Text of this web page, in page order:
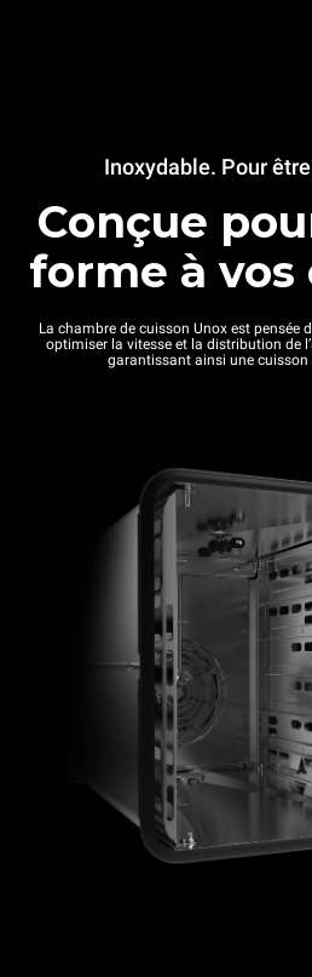
Inoxydable. Pour
Conçue
forme à vos
La chambre de cuisson Unox est pensée
optimiser la vitesse et la distribution de
garantissant ainsi une cuisson